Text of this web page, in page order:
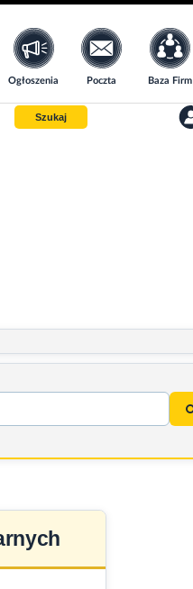
Ogłoszenia Poczta Baza Firm
Szukaj